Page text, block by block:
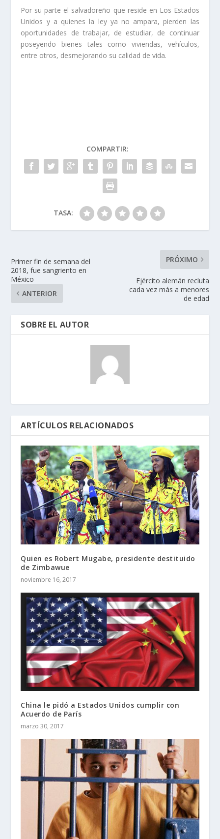
Por su parte el salvadoreño que reside en Los Estados
Unidos y a quienes la ley ya no ampara, pierden las
oportunidades de trabajar, de estudiar, de continuar
poseyendo bienes tales como viviendas, vehículos,
entre otros, desmejorando su calidad de vida.
COMPARTIR:
TASA:
Primer fin de semana del
2018, fue sangriento en
México
ANTERIOR
PRÓXIMO
Ejército alemán recluta
cada vez más a menores
de edad
SOBRE EL AUTOR
ARTÍCULOS RELACIONADOS
Quien es Robert Mugabe, presidente destituido
de Zimbawue
noviembre 16, 2017
China le pidó a Estados Unidos cumplir con
Acuerdo de París
marzo 30, 2017